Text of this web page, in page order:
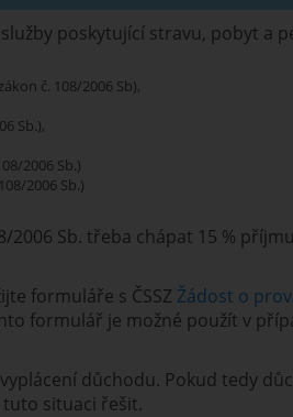
poskytující stravu, pobyt a
č. 108/2006 Sb),
Sb.),
2006 Sb.)
2006 Sb.)
2006 Sb. třeba chápat 15 %
formuláře s ČSSZ Žádost o
formulář je možné použít v
důchodu. Pokud tedy
tuto situaci řešit.